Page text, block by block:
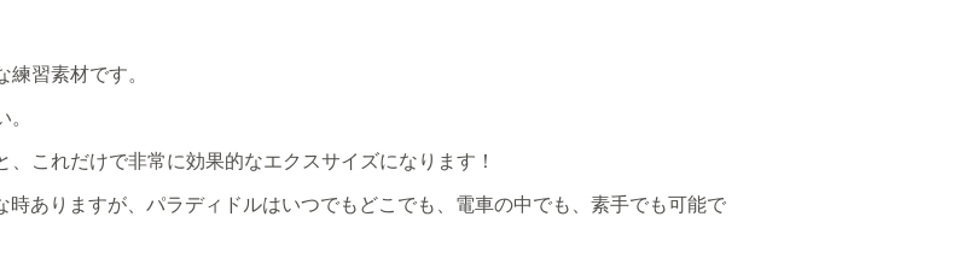
習素材です。
これだけで非常に効果的なエクスサイズになります！
ありますが、パラディドルはいつでもどこでも、電車の中でも、素手でも可能で